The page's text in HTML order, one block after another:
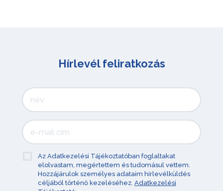
Hírlevél feliratkozás
Az Adatkezelési Tájékoztatóban foglaltakat
elolvastam, megértettem és tudomásul vettem.
Hozzájárulok személyes adataim hírlevélküldés
céljából történő kezeléséhez. Adatkezelési